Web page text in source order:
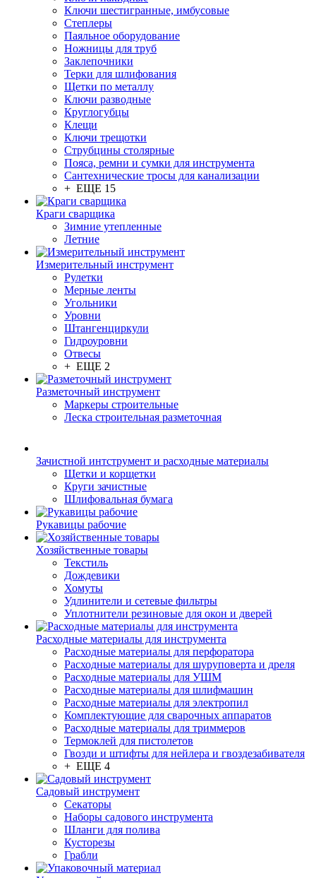
Ключи шестигранные, имбусовые
Степлеры
Паяльное оборудование
Ножницы для труб
Заклепочники
Терки для шлифования
Щетки по металлу
Ключи разводные
Круглогубцы
Клещи
Ключи трещотки
Струбцины столярные
Пояса, ремни и сумки для инструмента
Сантехнические тросы для канализации
+ ЕЩЕ 15
Краги сварщика
Зимние утепленные
Летние
Измерительный инструмент
Рулетки
Мерные ленты
Угольники
Уровни
Штангенциркули
Гидроуровни
Отвесы
+ ЕЩЕ 2
Разметочный инструмент
Маркеры строительные
Леска строительная разметочная
Зачистной интструмент и расходные материалы
Щетки и корщетки
Круги зачистные
Шлифовальная бумага
Рукавицы рабочие
Хозяйственные товары
Текстиль
Дождевики
Хомуты
Удлинители и сетевые фильтры
Уплотнители резиновые для окон и дверей
Расходные материалы для инструмента
Расходные материалы для перфоратора
Расходные материалы для шуруповерта и дреля
Расходные материалы для УШМ
Расходные материалы для шлифмашин
Расходные материалы для электропил
Комплектующие для сварочных аппаратов
Расходные материалы для триммеров
Термоклей для пистолетов
Гвозди и штифты для нейлера и гвоздезабивателя
+ ЕЩЕ 4
Садовый инструмент
Секаторы
Наборы садового инструмента
Шланги для полива
Кусторезы
Грабли